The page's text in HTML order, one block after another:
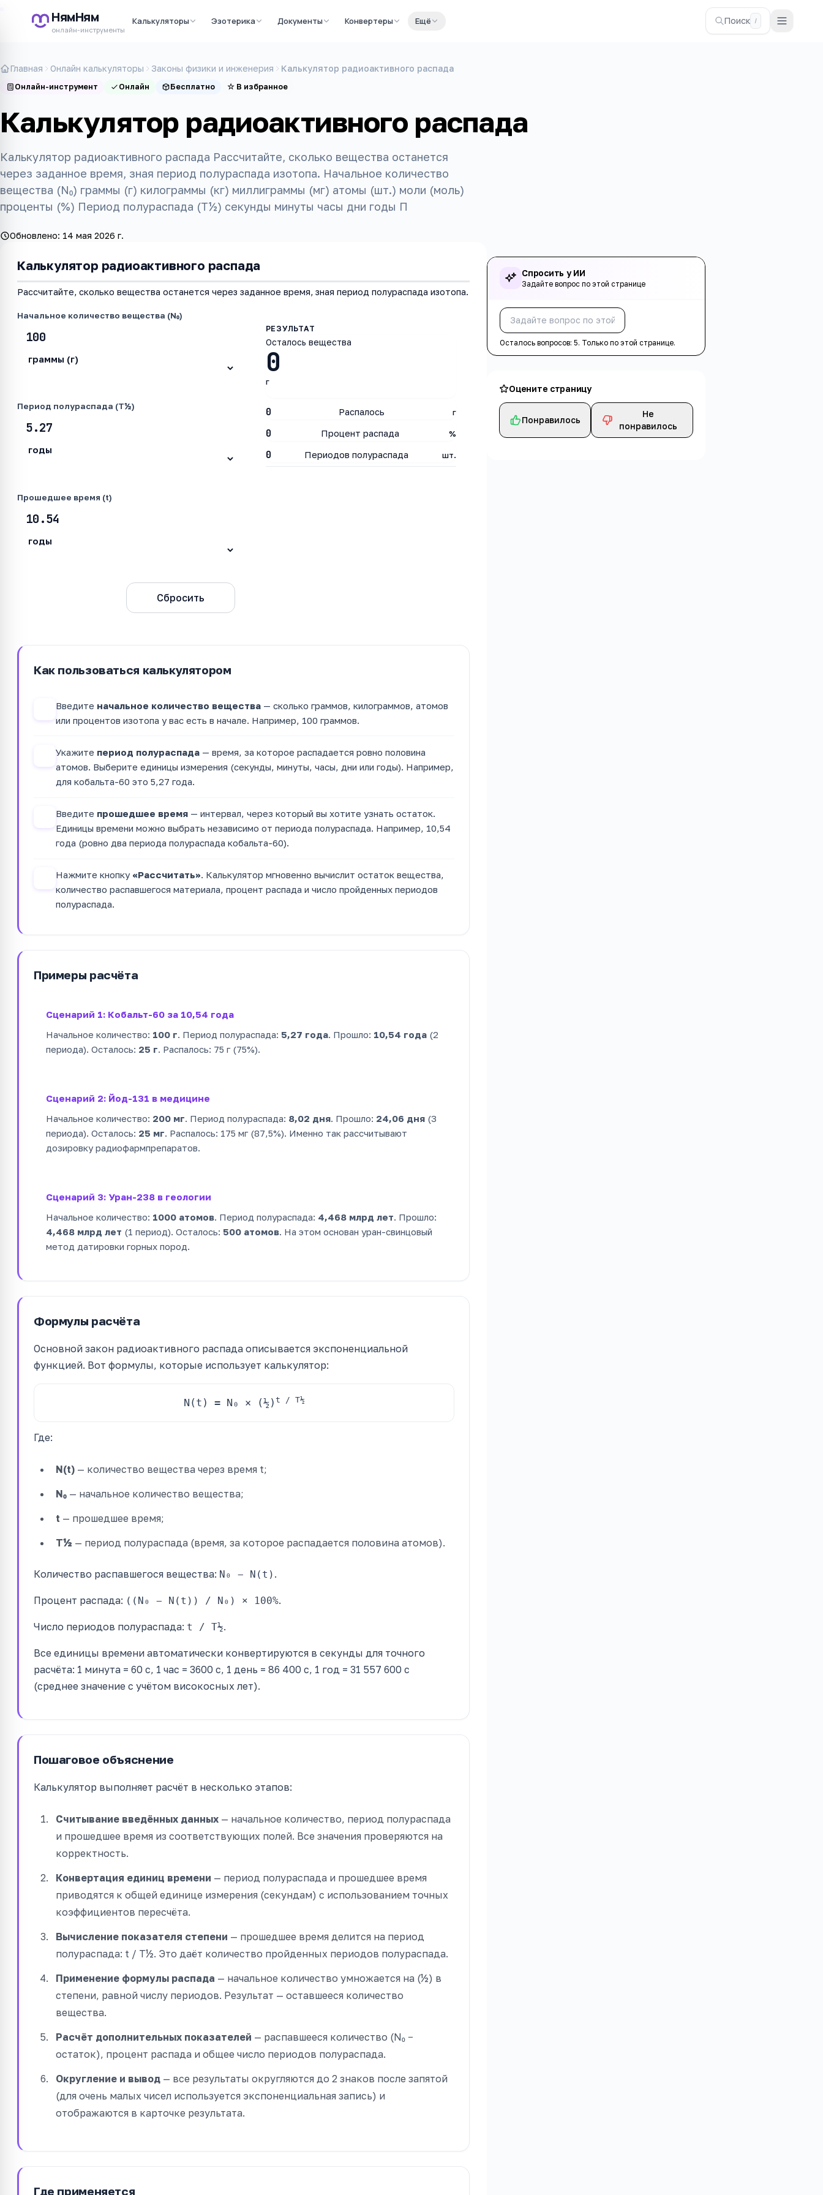
НямНям
онлайн-инструменты
Калькуляторы Эзотерика Документы Конвертеры Ещё Поиск /
Главная Онлайн калькуляторы Законы физики и инженерия Калькулятор радиоактивного распада
Онлайн-инструмент Онлайн Бесплатно ☆ В избранное
Калькулятор радиоактивного распада
Калькулятор радиоактивного распада Рассчитайте, сколько вещества останется
через заданное время, зная период полураспада изотопа. Начальное количество
вещества (N₀) граммы (г) килограммы (кг) миллиграммы (мг) атомы (шт.) моли (моль)
проценты (%) Период полураспада (T½) секунды минуты часы дни годы П
Обновлено: 14 мая 2026 г.
Калькулятор радиоактивного распада
Рассчитайте, сколько вещества останется через заданное время, зная период полураспада изотопа.
Начальное количество вещества (N₀)
Период полураспада (T½)
Прошедшее время (t)
Сбросить
0
Осталось вещества
г
0 Распалось г
0 Процент распада %
0 Периодов полураспада шт.
Как пользоваться калькулятором
Введите начальное количество вещества — сколько граммов, килограммов, атомов
или процентов изотопа у вас есть в начале. Например, 100 граммов.
Укажите период полураспада — время, за которое распадается ровно половина
атомов. Выберите единицы измерения (секунды, минуты, часы, дни или годы). Например,
для кобальта-60 это 5,27 года.
Введите прошедшее время — интервал, через который вы хотите узнать остаток.
Единицы времени можно выбрать независимо от периода полураспада. Например, 10,54
года (ровно два периода полураспада кобальта-60).
Нажмите кнопку «Рассчитать». Калькулятор мгновенно вычислит остаток вещества,
количество распавшегося материала, процент распада и число пройденных периодов
полураспада.
Примеры расчёта
Сценарий 1: Кобальт-60 за 10,54 года
Начальное количество: 100 г. Период полураспада: 5,27 года. Прошло: 10,54 года (2
периода). Осталось: 25 г. Распалось: 75 г (75%).
Сценарий 2: Йод-131 в медицине
Начальное количество: 200 мг. Период полураспада: 8,02 дня. Прошло: 24,06 дня (3
периода). Осталось: 25 мг. Распалось: 175 мг (87,5%). Именно так рассчитывают
дозировку радиофармпрепаратов.
Сценарий 3: Уран-238 в геологии
Начальное количество: 1000 атомов. Период полураспада: 4,468 млрд лет. Прошло:
4,468 млрд лет (1 период). Осталось: 500 атомов. На этом основан уран-свинцовый
метод датировки горных пород.
Формулы расчёта
Основной закон радиоактивного распада описывается экспоненциальной
функцией. Вот формулы, которые использует калькулятор:
N(t) = N₀ × (½) t / T½
Где:
N(t) — количество вещества через время t;
N₀ — начальное количество вещества;
t — прошедшее время;
T½ — период полураспада (время, за которое распадается половина атомов).
Количество распавшегося вещества: N₀ − N(t) .
Процент распада: ((N₀ − N(t)) / N₀) × 100%.
Число периодов полураспада: t / T½.
Все единицы времени автоматически конвертируются в секунды для точного
расчёта: 1 минута = 60 с, 1 час = 3600 с, 1 день = 86 400 с, 1 год = 31 557 600 с
(среднее значение с учётом високосных лет).
Пошаговое объяснение
Калькулятор выполняет расчёт в несколько этапов:
Считывание введённых данных — начальное количество, период полураспада
и прошедшее время из соответствующих полей. Все значения проверяются на
корректность.
Конвертация единиц времени — период полураспада и прошедшее время
приводятся к общей единице измерения (секундам) с использованием точных
коэффициентов пересчёта.
Вычисление показателя степени — прошедшее время делится на период
полураспада: t / T½. Это даёт количество пройденных периодов полураспада.
Применение формулы распада — начальное количество умножается на (½) в
степени, равной числу периодов. Результат — оставшееся количество
вещества.
Расчёт дополнительных показателей — распавшееся количество (N₀ −
остаток), процент распада и общее число периодов полураспада.
Округление и вывод — все результаты округляются до 2 знаков после запятой
(для очень малых чисел используется экспоненциальная запись) и
отображаются в карточке результата.
Где применяется
Спросить у ИИ
Задайте вопрос по этой странице
Осталось вопросов:5. Только по этой странице.
Оцените страницу
Понравилось
Не
понравилось